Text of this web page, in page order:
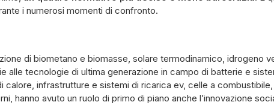
i numerosi momenti di confronto.
di biometano e biomasse, solare termodinamico, idrogeno
alle tecnologie di ultima generazione in campo di batterie e
calore, infrastrutture e sistemi di ricarica ev, celle a
hanno avuto un ruolo di primo di piano anche l’innovazione